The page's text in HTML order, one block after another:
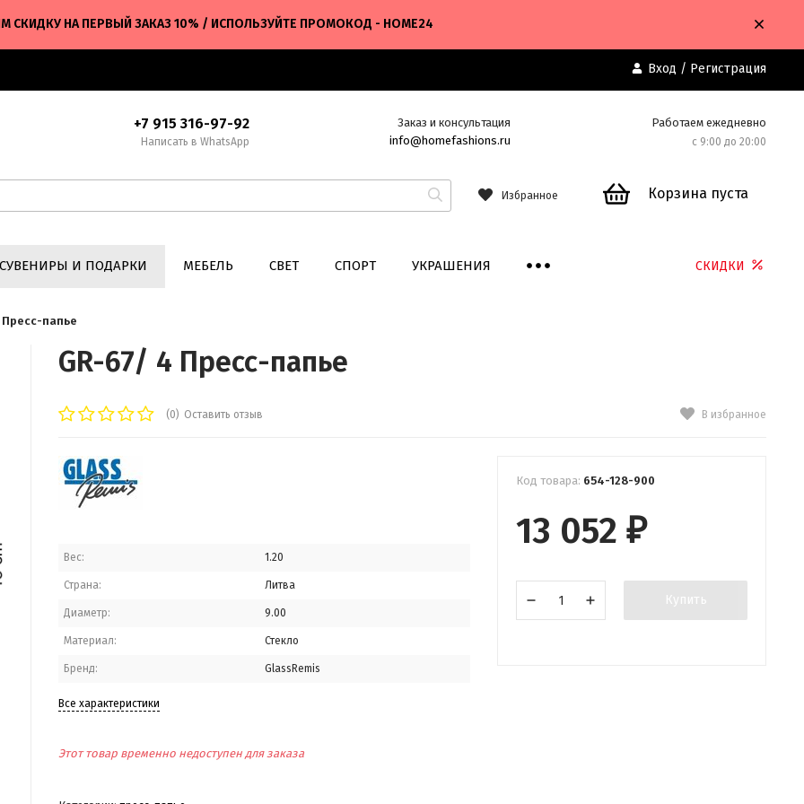
СКИДКУ НА ПЕРВЫЙ ЗАКАЗ 10% / ИСПОЛЬЗУЙТЕ ПРОМОКОД - HOME24
Вход / Регистрация
+7 915 316-97-92
Написать в WhatsApp
Заказ и консультация
info@homefashions.ru
Работаем ежедневно
с 9:00 до 20:00
Избранное Корзина пуста
СУВЕНИРЫ И ПОДАРКИ МЕБЕЛЬ СВЕТ СПОРТ УКРАШЕНИЯ СКИДКИ
папье
GR-67/ 4 Пресс-папье
(0) Оставить отзыв В избранное
Вес: 1.20
Страна: Литва
Диаметр: 9.00
Материал: Стекло
Бренд: GlassRemis
Все характеристики
Этот товар временно недоступен для заказа
Код товара: 654-128-900
13 052 ₽
Купить